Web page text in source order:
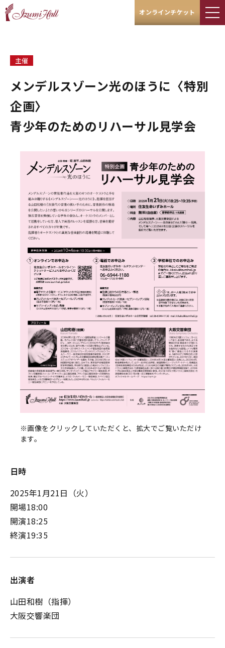
オンラインチケット
主催
メンデルスゾーン――光のほうに〈特別
企画〉
青少年のためのリハーサル見学会
※画像をクリックしていただくと、拡大でご覧いただけ
ます。
日時
2025年1月21日（火）
開場18:00
開演18:25
終演19:35
出演者
山田和樹（指揮）
大阪交響楽団